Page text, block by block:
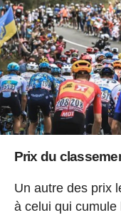
Prix du
Un autre des prix
à celui qui cumule